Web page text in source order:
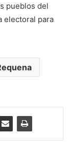
pueblos del
electoral para